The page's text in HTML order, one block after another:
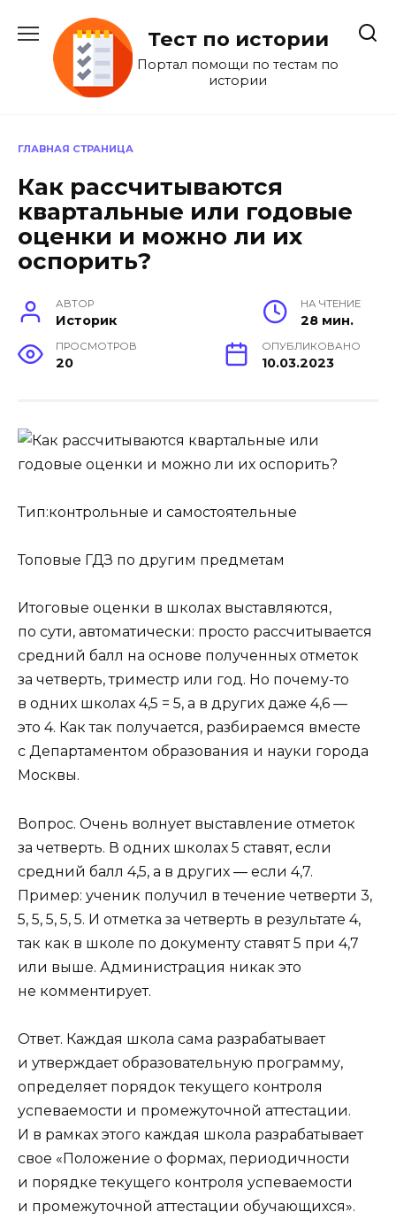
содержанию
Тест по истории
Портал помощи по тестам по
истории
ГЛАВНАЯ СТРАНИЦА
Как рассчитываются
квартальные или годовые
оценки и можно ли их
оспорить?
АВТОР
Историк
НА ЧТЕНИЕ
28 мин.
ПРОСМОТРОВ
20
ОПУБЛИКОВАНО
10.03.2023
Тип:контрольные и самостоятельные
Топовые ГДЗ по другим предметам
Итоговые оценки в школах выставляются,
по сути, автоматически: просто рассчитывается
средний балл на основе полученных отметок
за четверть, триместр или год. Но почему-то
в одних школах 4,5 = 5, а в других даже 4,6 —
это 4. Как так получается, разбираемся вместе
с Департаментом образования и науки города
Москвы.
Вопрос. Очень волнует выставление отметок
за четверть. В одних школах 5 ставят, если
средний балл 4,5, а в других — если 4,7.
Пример: ученик получил в течение четверти 3,
5, 5, 5, 5, 5. И отметка за четверть в результате 4,
так как в школе по документу ставят 5 при 4,7
или выше. Администрация никак это
не комментирует.
Ответ. Каждая школа сама разрабатывает
и утверждает образовательную программу,
определяет порядок текущего контроля
успеваемости и промежуточной аттестации.
И в рамках этого каждая школа разрабатывает
свое «Положение о формах, периодичности
и порядке текущего контроля успеваемости
и промежуточной аттестации обучающихся».